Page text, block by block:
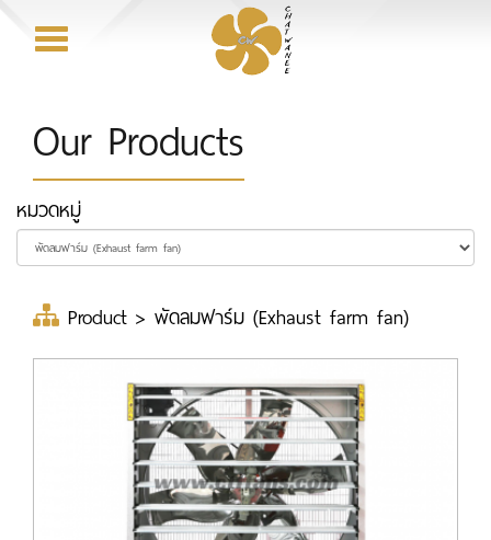
Toggle
Our Products
หมวดหมู่
Product > พัดลมฟาร์ม (Exhaust farm fan)